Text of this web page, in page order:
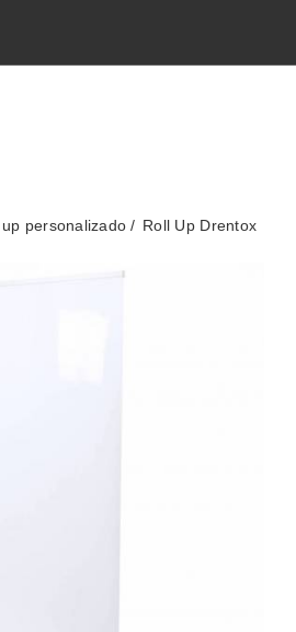
up personalizado Roll Up Drentox